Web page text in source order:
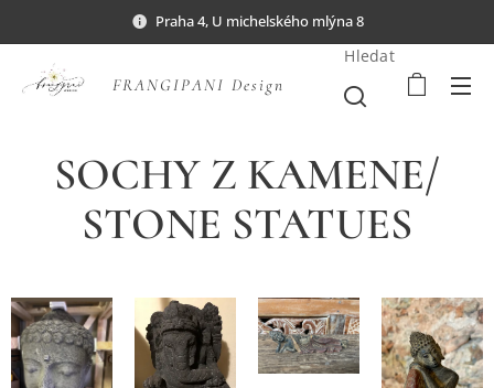
Praha 4, U michelského mlýna 8
FRANGIPANI Design
Hledat
SOCHY Z KAMENE/
STONE STATUES